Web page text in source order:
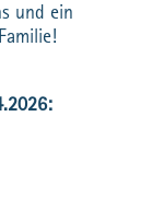
und ein